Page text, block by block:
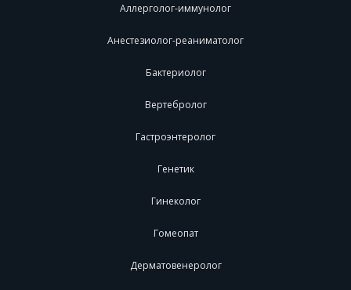
Аллерголог-иммунолог
Анестезиолог-реаниматолог
Бактериолог
Вертебролог
Гастроэнтеролог
Генетик
Гинеколог
Гомеопат
Дерматовенеролог